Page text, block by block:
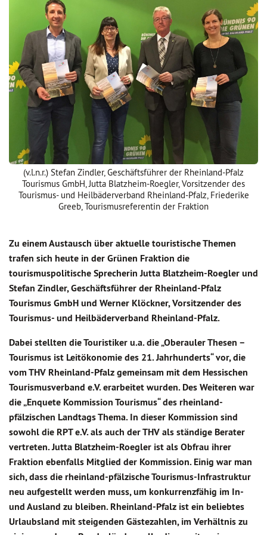
(v.l.n.r.) Stefan Zindler, Geschäftsführer der Rheinland-Pfalz
Tourismus GmbH, Jutta Blatzheim-Roegler, Vorsitzender des
Tourismus- und Heilbäderverband Rheinland-Pfalz, Friederike
Greeb, Tourismusreferentin der Fraktion
Zu einem Austausch über aktuelle touristische Themen
trafen sich heute in der Grünen Fraktion die
tourismuspolitische Sprecherin Jutta Blatzheim-Roegler und
Stefan Zindler, Geschäftsführer der Rheinland-Pfalz
Tourismus GmbH und Werner Klöckner, Vorsitzender des
Tourismus- und Heilbäderverband Rheinland-Pfalz.
Dabei stellten die Touristiker u.a. die „Oberauler Thesen –
Tourismus ist Leitökonomie des 21. Jahrhunderts“ vor, die
vom THV Rheinland-Pfalz gemeinsam mit dem Hessischen
Tourismusverband e.V. erarbeitet wurden. Des Weiteren war
die „Enquete Kommission Tourismus“ des rheinland-
pfälzischen Landtags Thema. In dieser Kommission sind
sowohl die RPT e.V. als auch der THV als ständige Berater
vertreten. Jutta Blatzheim-Roegler ist als Obfrau ihrer
Fraktion ebenfalls Mitglied der Kommission. Einig war man
sich, dass die rheinland-pfälzische Tourismus-Infrastruktur
neu aufgestellt werden muss, um konkurrenzfähig im In-
und Ausland zu bleiben. Rheinland-Pfalz ist ein beliebtes
Urlaubsland mit steigenden Gästezahlen, im Verhältnis zu